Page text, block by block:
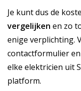
Je kunt dus de
vergelijken en zo
enige verplichting.
contactformulier
elke elektricien uit
platform.